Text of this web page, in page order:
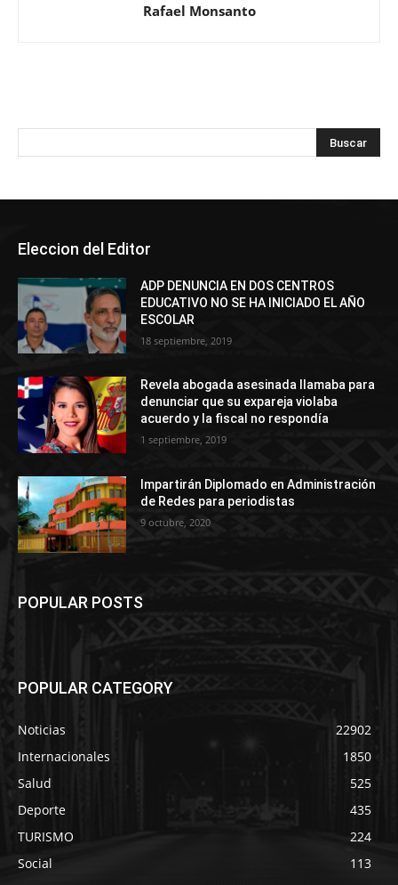
Rafael Monsanto
Eleccion del Editor
ADP DENUNCIA EN DOS CENTROS
EDUCATIVO NO SE HA INICIADO EL AÑO
ESCOLAR
18 septiembre, 2019
Revela abogada asesinada llamaba para
denunciar que su expareja violaba
acuerdo y la fiscal no respondía
1 septiembre, 2019
Impartirán Diplomado en Administración
de Redes para periodistas
9 octubre, 2020
POPULAR POSTS
POPULAR CATEGORY
Noticias
22902
Internacionales
1850
Salud
525
Deporte
435
TURISMO
224
Social
113